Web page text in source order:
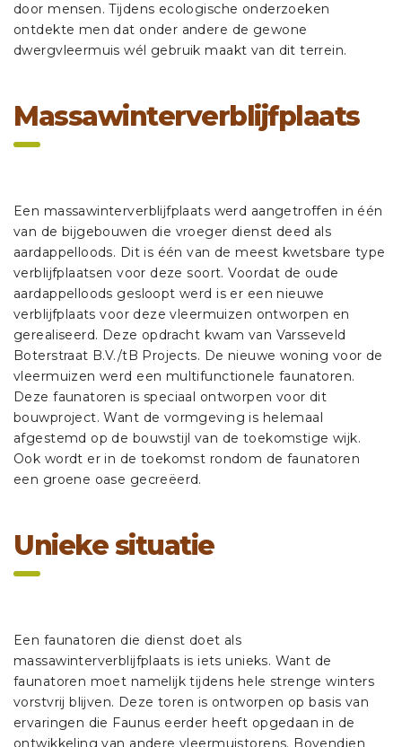
door mensen. Tijdens ecologische onderzoeken
ontdekte men dat onder andere de gewone
dwergvleermuis wél gebruik maakt van dit terrein.
Massawinterverblijfplaats
Een massawinterverblijfplaats werd aangetroffen in één
van de bijgebouwen die vroeger dienst deed als
aardappelloods. Dit is één van de meest kwetsbare type
verblijfplaatsen voor deze soort. Voordat de oude
aardappelloods gesloopt werd is er een nieuwe
verblijfplaats voor deze vleermuizen ontworpen en
gerealiseerd. Deze opdracht kwam van Varsseveld
Boterstraat B.V./tB Projects. De nieuwe woning voor de
vleermuizen werd een multifunctionele faunatoren.
Deze faunatoren is speciaal ontworpen voor dit
bouwproject. Want de vormgeving is helemaal
afgestemd op de bouwstijl van de toekomstige wijk.
Ook wordt er in de toekomst rondom de faunatoren
een groene oase gecreëerd.
Unieke situatie
Een faunatoren die dienst doet als
massawinterverblijfplaats is iets unieks. Want de
faunatoren moet namelijk tijdens hele strenge winters
vorstvrij blijven. Deze toren is ontworpen op basis van
ervaringen die Faunus eerder heeft opgedaan in de